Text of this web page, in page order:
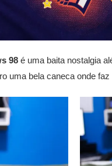
98 é uma baita nostalgia
uma bela caneca onde